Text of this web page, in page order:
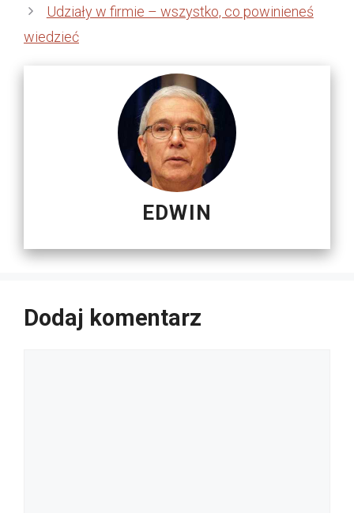
Udziały w firmie – wszystko, co powinieneś
wiedzieć
EDWIN
Dodaj komentarz